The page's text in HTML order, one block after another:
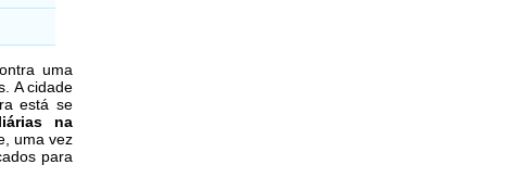
uma
A cidade
está se
na
uma vez
para